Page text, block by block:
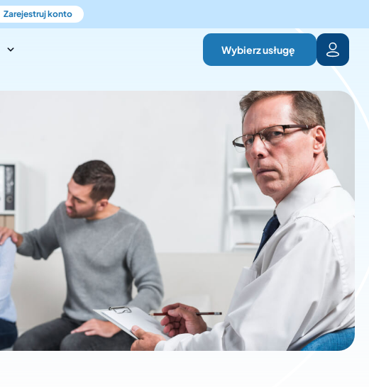
Zarejestruj konto
Wybierz usługę